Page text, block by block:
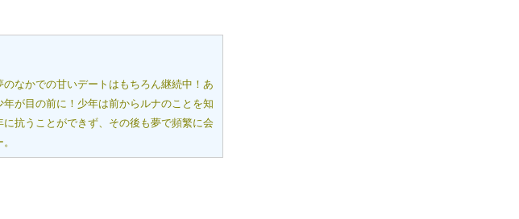
なかでの甘いデートはもちろん継続中！あ
が目の前に！少年は前からルナのことを知
抗うことができず、その後も夢で頻繁に会